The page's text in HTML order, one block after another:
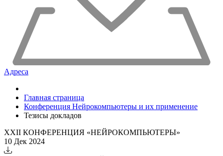
Адреса
Главная страница
Конференция Нейрокомпьютеры и их применение
Тезисы докладов
XXII КОНФЕРЕНЦИЯ «НЕЙРОКОМПЬЮТЕРЫ»
10 Дек 2024